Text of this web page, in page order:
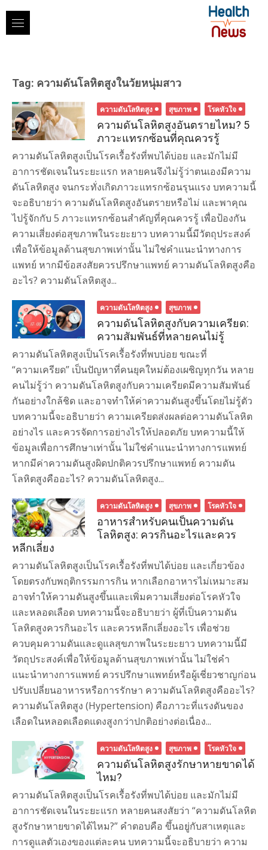
content
Tag: ความดันโลหิตสูงในวัยหนุ่มสาว
ความดันโลหิตสูง สุขภาพ โรคหัวใจ
ความดันโลหิตสูงอันตรายไหม? 5
ภาวะแทรกซ้อนที่คุณควรรู้
ความดันโลหิตสูงเป็นโรคเรื้อรังที่พบได้บ่อย และมักไม่มี
อาการชัดเจนในระยะแรก หลายคนจึงไม่รู้ว่าตนเองมีความ
ดันโลหิตสูง จนกระทั่งเกิดภาวะแทรกซ้อนรุนแรง บทความนี้
จะอธิบายว่า ความดันโลหิตสูงอันตรายหรือไม่ และพาคุณ
ไปรู้จักกับ 5 ภาวะแทรกซ้อนสำคัญที่คุณควรรู้ เพื่อป้องกัน
ความเสี่ยงต่อสุขภาพในระยะยาว บทความนี้มีวัตถุประสงค์
เพื่อให้ข้อมูลด้านสุขภาพเท่านั้น ไม่ใช่คำแนะนำทางการ
แพทย์ หากมีข้อสงสัยควรปรึกษาแพทย์ ความดันโลหิตสูงคือ
อะไร? ความดันโลหิตสูง...
ความดันโลหิตสูง สุขภาพ
ความดันโลหิตสูงกับความเครียด:
ความสัมพันธ์ที่หลายคนไม่รู้
ความดันโลหิตสูงเป็นโรคเรื้อรังที่พบบ่อย ขณะที่
“ความเครียด” เป็นปัญหาที่คนยุคใหม่ต้องเผชิญทุกวัน หลาย
คนไม่รู้ว่า ความดันโลหิตสูงกับความเครียดมีความสัมพันธ์
กันอย่างใกล้ชิด และอาจทำให้ค่าความดันสูงขึ้นโดยไม่รู้ตัว
บทความนี้จะอธิบายว่า ความเครียดส่งผลต่อความดันโลหิต
อย่างไร และควรจัดการอย่างไรให้ปลอดภัย บทความนี้ให้
ข้อมูลเพื่อการศึกษาเท่านั้น ไม่ใช่คำแนะนำทางการแพทย์
หากมีค่าความดันสูงผิดปกติควรปรึกษาแพทย์ ความดัน
โลหิตสูงคืออะไร? ความดันโลหิตสูง...
ความดันโลหิตสูง สุขภาพ โรคหัวใจ
อาหารสำหรับคนเป็นความดัน
โลหิตสูง: ควรกินอะไรและควร
หลีกเลี่ยง
ความดันโลหิตสูงเป็นโรคเรื้อรังที่พบได้บ่อย และเกี่ยวข้อง
โดยตรงกับพฤติกรรมการกิน หากเลือกอาหารไม่เหมาะสม
อาจทำให้ความดันสูงขึ้นและเพิ่มความเสี่ยงต่อโรคหัวใจ
และหลอดเลือด บทความนี้จะอธิบายว่า ผู้ที่เป็นความดัน
โลหิตสูงควรกินอะไร และควรหลีกเลี่ยงอะไร เพื่อช่วย
ควบคุมความดันและดูแลสุขภาพในระยะยาว บทความนี้มี
วัตถุประสงค์เพื่อให้ข้อมูลด้านสุขภาพเท่านั้น ไม่ใช่คำ
แนะนำทางการแพทย์ ควรปรึกษาแพทย์หรือผู้เชี่ยวชาญก่อน
ปรับเปลี่ยนอาหารหรือการรักษา ความดันโลหิตสูงคืออะไร?
ความดันโลหิตสูง (Hypertension) คือภาวะที่แรงดันของ
เลือดในหลอดเลือดแดงสูงกว่าปกติอย่างต่อเนื่อง...
ความดันโลหิตสูง สุขภาพ โรคหัวใจ
ความดันโลหิตสูงรักษาหายขาดได้
ไหม?
ความดันโลหิตสูงเป็นโรคเรื้อรังที่พบได้บ่อย และมักไม่มี
อาการชัดเจนในระยะแรก หลายคนสงสัยว่า “ความดันโลหิต
สูงรักษาหายขาดได้ไหม?” คำตอบคือ ขึ้นอยู่กับสาเหตุและ
การดูแลตัวเองของแต่ละคน บทความนี้จะอธิบายว่า ความ